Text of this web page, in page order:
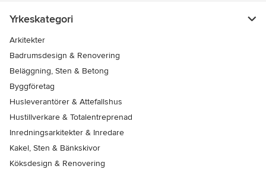
Yrkeskategori
Arkitekter
Badrumsdesign & Renovering
Beläggning, Sten & Betong
Byggföretag
Husleverantörer & Attefallshus
Hustillverkare & Totalentreprenad
Inredningsarkitekter & Inredare
Kakel, Sten & Bänkskivor
Köksdesign & Renovering